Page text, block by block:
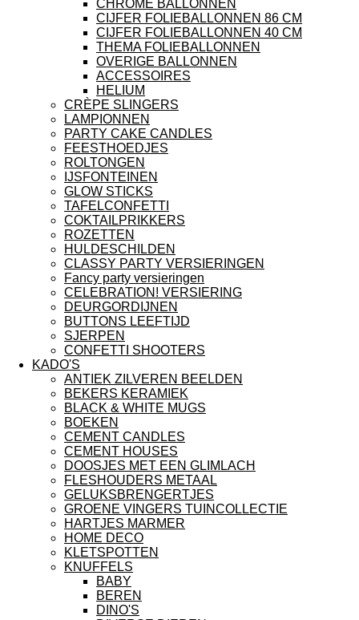
CHROME BALLONNEN
CIJFER FOLIEBALLONNEN 86 CM
CIJFER FOLIEBALLONNEN 40 CM
THEMA FOLIEBALLONNEN
OVERIGE BALLONNEN
ACCESSOIRES
HELIUM
CRÈPE SLINGERS
LAMPIONNEN
PARTY CAKE CANDLES
FEESTHOEDJES
ROLTONGEN
IJSFONTEINEN
GLOW STICKS
TAFELCONFETTI
COKTAILPRIKKERS
ROZETTEN
HULDESCHILDEN
CLASSY PARTY VERSIERINGEN
Fancy party versieringen
CELEBRATION! VERSIERING
DEURGORDIJNEN
BUTTONS LEEFTIJD
SJERPEN
CONFETTI SHOOTERS
KADO'S
ANTIEK ZILVEREN BEELDEN
BEKERS KERAMIEK
BLACK & WHITE MUGS
BOEKEN
CEMENT CANDLES
CEMENT HOUSES
DOOSJES MET EEN GLIMLACH
FLESHOUDERS METAAL
GELUKSBRENGERTJES
GROENE VINGERS TUINCOLLECTIE
HARTJES MARMER
HOME DECO
KLETSPOTTEN
KNUFFELS
BABY
BEREN
DINO'S